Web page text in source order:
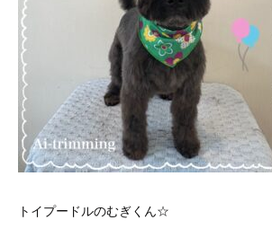
トイプードルのむぎくん☆